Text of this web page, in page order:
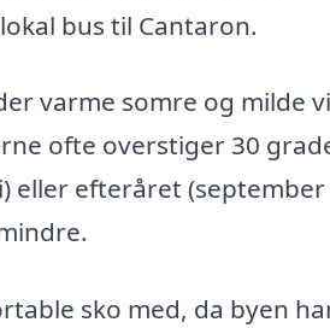
bus til Cantaron.
varme somre og milde
ofte overstiger 30
eller efteråret
sko med, da byen